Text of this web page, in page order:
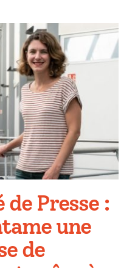
Presse :
une
de